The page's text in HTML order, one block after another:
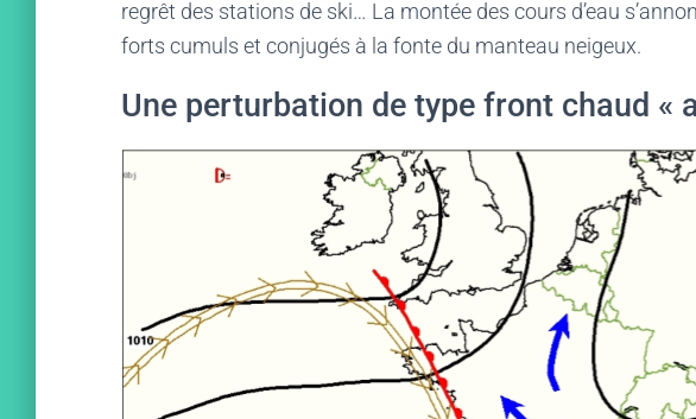
regrêt des stations de ski… La montée des cours d’eau
forts cumuls et conjugés à la fonte du manteau neigeux.
Une perturbation de type front chaud «